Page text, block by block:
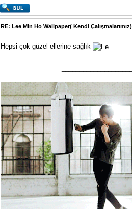
RE: Lee Min Ho Wallpaper( Kendi Çalışmalarımız)
Hepsi çok güzel ellerine sağlık